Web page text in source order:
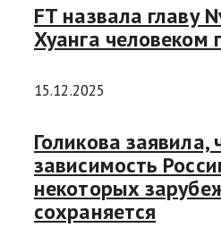
FT назвала главу
Хуанга человеком
15.12.2025
Голикова заявила,
зависимость
некоторых
сохраняется